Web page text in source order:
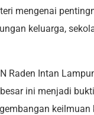
mengenai
keluarga,
Raden Intan
ini menjadi
keilmuan